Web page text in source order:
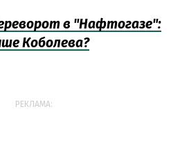
в "Нафтогазе":
Коболева?
РЕКЛАМА: